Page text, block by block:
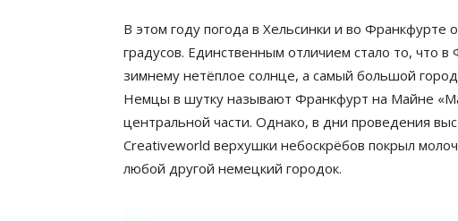
В этом году погода в Хельсинки и во Франкфурте
градусов. Единственным отличием стало то, что
зимнему нетёплое солнце, а самый большой
Немцы в шутку называют Франкфурт на Майне
центральной части. Однако, в дни проведения
Creativeworld верхушки небоскрёбов покрыл
любой другой немецкий городок.